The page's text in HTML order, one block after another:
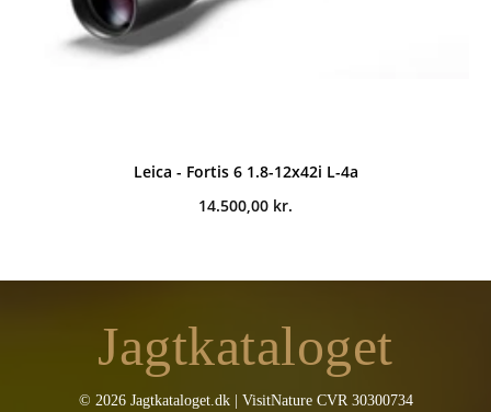
Leica - Fortis 6 1.8-12x42i L-4a
14.500,00 kr.
Jagtkataloget
© 2026 Jagtkataloget.dk | VisitNature CVR 30300734